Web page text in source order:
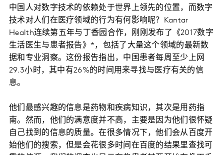
中国人对数字技术的依赖处于世界上领先的位置，而数字
技术对人们在医疗领域的行为有何影响呢？Kantar
Health连续第五年与丁香园合作，刚刚发布了《2017数字
生活医生与患者报告》*，包括了大量这个领域的最新数
据和专业洞察。这份报告指出，中国患者每周至少上网
29.3小时，其中有26%的时间用来寻找与医疗有关的信
息。
他们最感兴趣的信息是药物和疾病知识，其次是用药指
南。然而，他们的满意度并不高，主要是因为他们很怀疑
自己找到的信息的质量。在很多情况下，他们会从百度开
始他们的搜索，但是会花很多时间在百度的结果里查找可